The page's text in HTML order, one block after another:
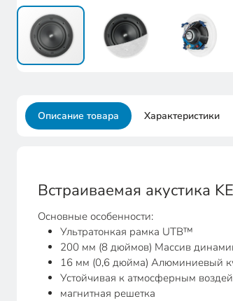
Описание товара Характеристики
Встраиваемая акустика
Основные особенности:
Ультратонкая рамка UTB™
200 мм (8 дюймов) Массив
16 мм (0,6 дюйма) Алюминиевый
Устойчивая к атмосферным
магнитная решетка